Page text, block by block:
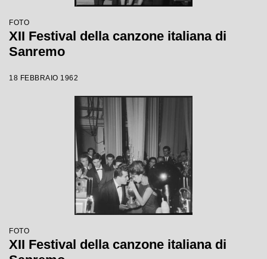
FOTO
XII Festival della canzone italiana di
Sanremo
18 FEBBRAIO 1962
FOTO
XII Festival della canzone italiana di